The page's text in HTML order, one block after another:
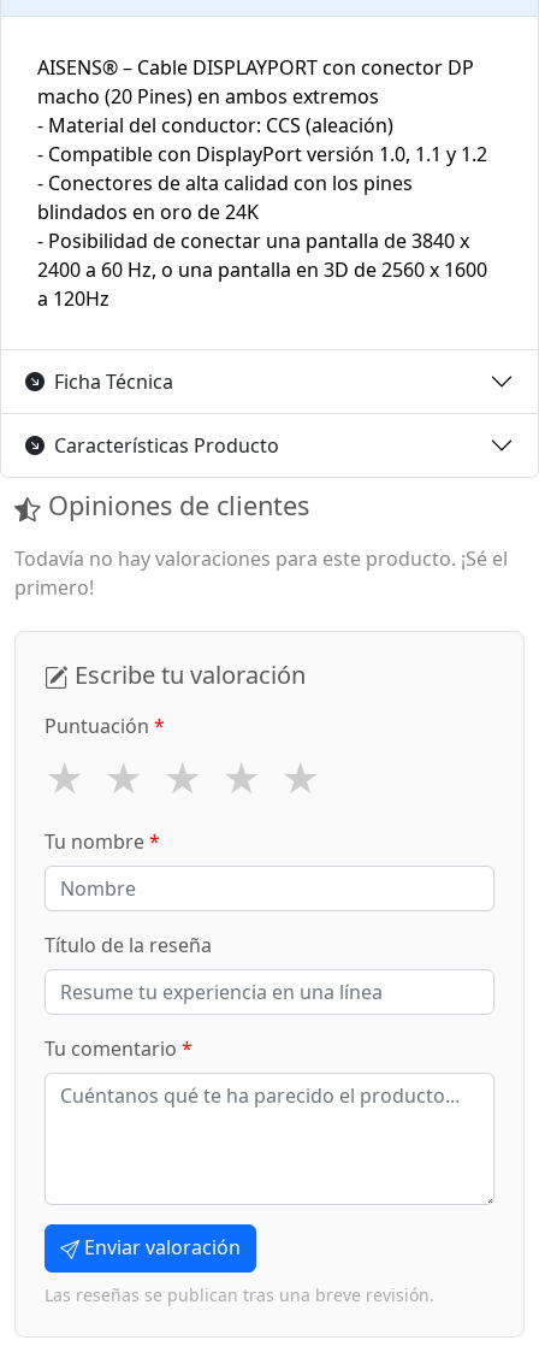
AISENS® – Cable DISPLAYPORT con conector DP
macho (20 Pines) en ambos extremos
- Material del conductor: CCS (aleación)
- Compatible con DisplayPort versión 1.0, 1.1 y 1.2
- Conectores de alta calidad con los pines
blindados en oro de 24K
- Posibilidad de conectar una pantalla de 3840 x
2400 a 60 Hz, o una pantalla en 3D de 2560 x 1600
a 120Hz
Ficha Técnica
Características Producto
Opiniones de clientes
Todavía no hay valoraciones para este producto. ¡Sé el
primero!
Escribe tu valoración
Puntuación *
★ ★ ★ ★ ★
Tu nombre*
Título de la reseña
Tu comentario *
Enviar valoración
Las reseñas se publican tras una breve revisión.